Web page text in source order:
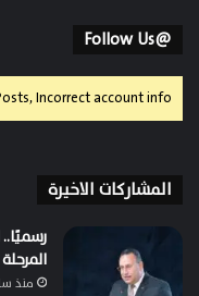
@Follow Us
Incorrect account info.
المشاركات الاخيرة
المرحلة
منذ